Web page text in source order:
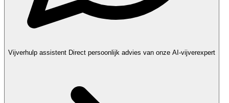
Vijverhulp assistent Direct persoonlijk advies van onze AI-vijverexpert